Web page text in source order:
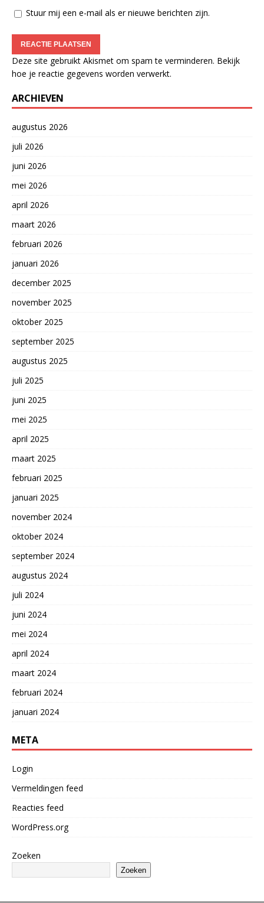
Stuur mij een e-mail als er nieuwe berichten zijn.
Deze site gebruikt Akismet om spam te verminderen. Bekijk
hoe je reactie gegevens worden verwerkt.
ARCHIEVEN
augustus 2026
juli 2026
juni 2026
mei 2026
april 2026
maart 2026
februari 2026
januari 2026
december 2025
november 2025
oktober 2025
september 2025
augustus 2025
juli 2025
juni 2025
mei 2025
april 2025
maart 2025
februari 2025
januari 2025
november 2024
oktober 2024
september 2024
augustus 2024
juli 2024
juni 2024
mei 2024
april 2024
maart 2024
februari 2024
januari 2024
META
Login
Vermeldingen feed
Reacties feed
WordPress.org
Zoeken
Zoeken